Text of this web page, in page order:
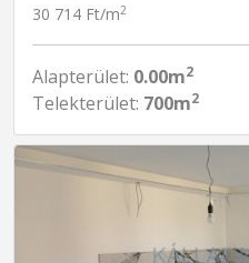
30 714 Ft/m2
Alapterület: 0.00m2
Telekterület: 700m2